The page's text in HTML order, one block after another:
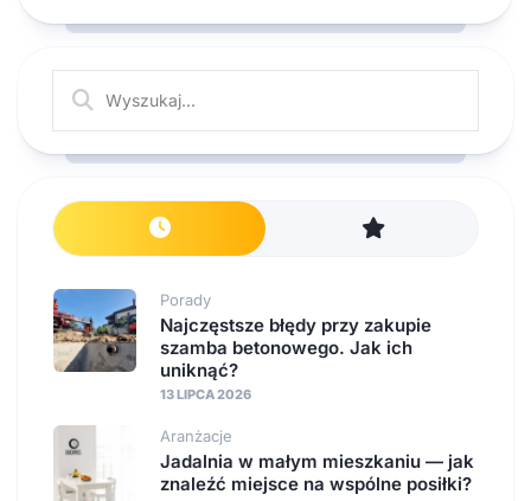
Porady
Najczęstsze błędy przy zakupie
szamba betonowego. Jak ich
uniknąć?
13 LIPCA 2026
Aranżacje
Jadalnia w małym mieszkaniu — jak
znaleźć miejsce na wspólne posiłki?